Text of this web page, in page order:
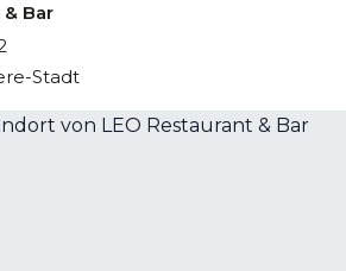
& Bar
Stadt